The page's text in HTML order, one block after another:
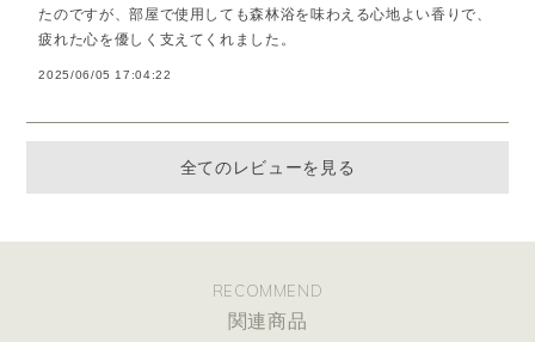
たのですが、部屋で使用しても森林浴を味わえる心地よい香りで、
疲れた心を優しく支えてくれました。
2025/06/05 17:04:22
全てのレビューを見る
RECOMMEND
関連商品